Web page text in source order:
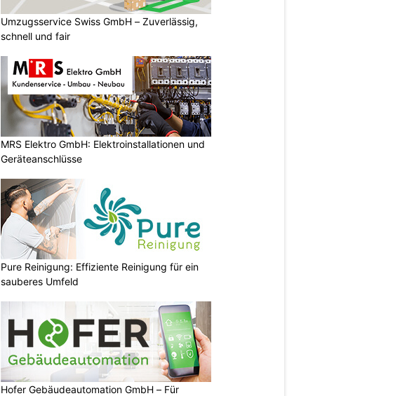
Umzugsservice Swiss GmbH – Zuverlässig,
schnell und fair
MRS Elektro GmbH: Elektroinstallationen und
Geräteanschlüsse
Pure Reinigung: Effiziente Reinigung für ein
sauberes Umfeld
Hofer Gebäudeautomation GmbH – Für